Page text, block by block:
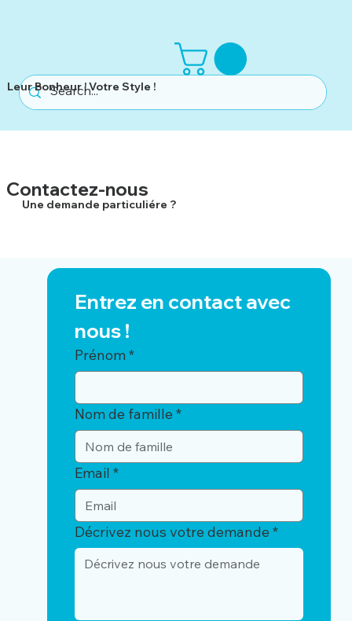
Leur Bonheur ! Votre Style !
Une demande particuliére ?
Contactez-nous
Entrez en contact avec
nous !
Prénom *
Nom de famille *
Email *
Décrivez nous votre demande *